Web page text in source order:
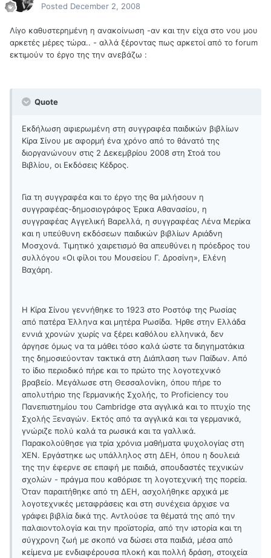
Posted December 2, 2008
Λίγο καθυστερημένη η ανακοίνωση -αν και την είχα στο νου μου
αρκετές μέρες τώρα.. - αλλά ξέροντας πως αρκετοί από το forum
εκτιμούν το έργο της την ανεβάζω :
Quote
Εκδήλωση αφιερωμένη στη συγγραφέα παιδικών βιβλίων
Κίρα Σίνου με αφορμή ένα χρόνο από το θάνατό της
διοργανώνουν στις 2 Δεκεμβρίου 2008 στη Στοά του
Βιβλίου, οι Εκδόσεις Κέδρος.
Για τη συγγραφέα και το έργο της θα μιλήσουν η
συγγραφέας-δημοσιογράφος Έρικα Αθανασίου, η
συγγραφέας Αγγελική Βαρελλά, η συγγραφέας Λένα Μερίκα
και η υπεύθυνη εκδόσεων παιδικών βιβλίων Αριάδνη
Μοσχονά. Τιμητικό χαιρετισμό θα απευθύνει η πρόεδρος του
συλλόγου «Οι φίλοι του Μουσείου Γ. Δροσίνη», Ελένη
Βαχάρη.
Η Κίρα Σίνου γεννήθηκε το 1923 στο Ροστόφ της Ρωσίας
από πατέρα Έλληνα και μητέρα Ρωσίδα. Ήρθε στην Ελλάδα
εννιά χρονών χωρίς να ξέρει καθόλου ελληνικά, δεν
άργησε όμως να τα μάθει τόσο καλά ώστε τα διηγηματάκια
της δημοσιεύονταν τακτικά στη Διάπλαση των Παίδων. Από
το ίδιο περιοδικό πήρε και το πρώτο της λογοτεχνικό
βραβείο. Μεγάλωσε στη Θεσσαλονίκη, όπου πήρε το
απολυτήριο της Γερμανικής Σχολής, το Proficiency του
Πανεπιστημίου του Cambridge στα αγγλικά και το πτυχίο της
Σχολής Ξεναγών. Εκτός από τα αγγλικά και τα γερμανικά,
γνώριζε πολύ καλά τα ρωσικά και τα γαλλικά.
Παρακολούθησε για τρία χρόνια μαθήματα ψυχολογίας στη
ΧΕΝ. Εργάστηκε ως υπάλληλος στη ΔΕΗ, όπου η δουλειά
της την έφερνε σε επαφή με παιδιά, σπουδαστές τεχνικών
σχολών - πράγμα που καθόρισε τη λογοτεχνική της πορεία.
Όταν παραιτήθηκε από τη ΔΕΗ, ασχολήθηκε αρχικά με
λογοτεχνικές μεταφράσεις και στη συνέχεια άρχισε να
γράφει βιβλία δικά της. Αντλούσε τα θέματά της από την
παλαιοντολογία και την προϊστορία, από την ιστορία και τη
σύγχρονη ζωή με σκοπό να δώσει στα παιδιά, μέσα από
κείμενα με ενδιαφέρουσα πλοκή και πολλή δράση, στοιχεία